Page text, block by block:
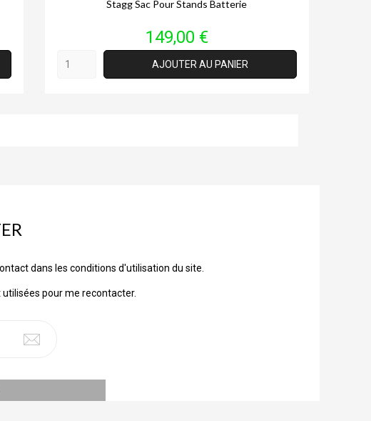
Stagg Sac Pour Stands Batterie
Prix
149,00 €
AJOUTER AU PANIER
dans les conditions d'utilisation du site.
pour me recontacter.